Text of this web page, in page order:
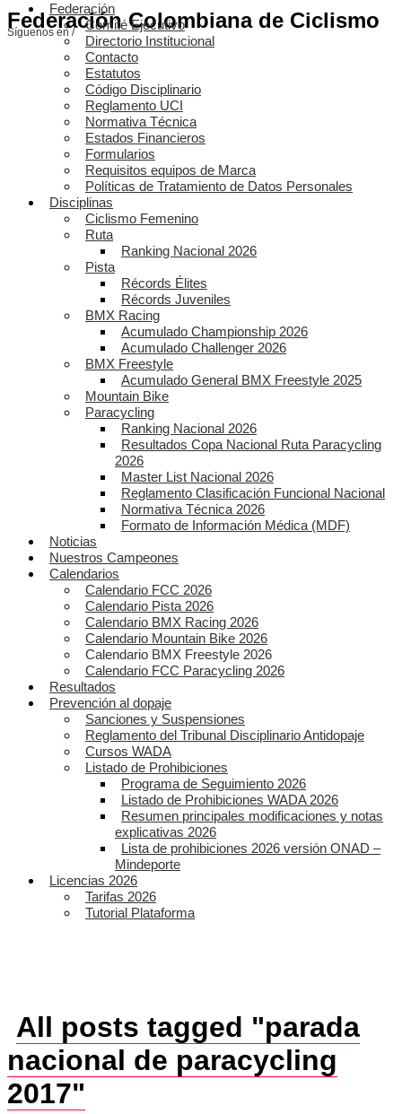
Federación Colombiana de Ciclismo
Síguenos en /
Federación
Comité Ejecutivo
Directorio Institucional
Contacto
Estatutos
Código Disciplinario
Reglamento UCI
Normativa Técnica
Estados Financieros
Formularios
Requisitos equipos de Marca
Políticas de Tratamiento de Datos Personales
Disciplinas
Ciclismo Femenino
Ruta
Ranking Nacional 2026
Pista
Récords Élites
Récords Juveniles
BMX Racing
Acumulado Championship 2026
Acumulado Challenger 2026
BMX Freestyle
Acumulado General BMX Freestyle 2025
Mountain Bike
Paracycling
Ranking Nacional 2026
Resultados Copa Nacional Ruta Paracycling
2026
Master List Nacional 2026
Reglamento Clasificación Funcional Nacional
Normativa Técnica 2026
Formato de Información Médica (MDF)
Noticias
Nuestros Campeones
Calendarios
Calendario FCC 2026
Calendario Pista 2026
Calendario BMX Racing 2026
Calendario Mountain Bike 2026
Calendario BMX Freestyle 2026
Calendario FCC Paracycling 2026
Resultados
Prevención al dopaje
Sanciones y Suspensiones
Reglamento del Tribunal Disciplinario Antidopaje
Cursos WADA
Listado de Prohibiciones
Programa de Seguimiento 2026
Listado de Prohibiciones WADA 2026
Resumen principales modificaciones y notas
explicativas 2026
Lista de prohibiciones 2026 versión ONAD –
Mindeporte
Licencias 2026
Tarifas 2026
Tutorial Plataforma
All posts tagged "parada
nacional de paracycling
2017"